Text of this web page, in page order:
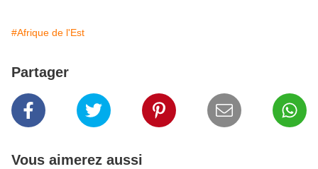
#Afrique de l'Est
Partager
Vous aimerez aussi